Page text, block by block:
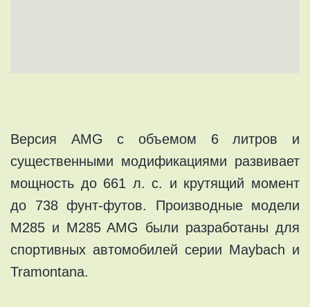
Версия AMG с объемом 6 литров и
существенными модификациями развивает
мощность до 661 л. с. и крутящий момент
до 738 фунт-футов. Производные модели
M285 и M285 AMG были разработаны для
спортивных автомобилей серии Maybach и
Tramontana.